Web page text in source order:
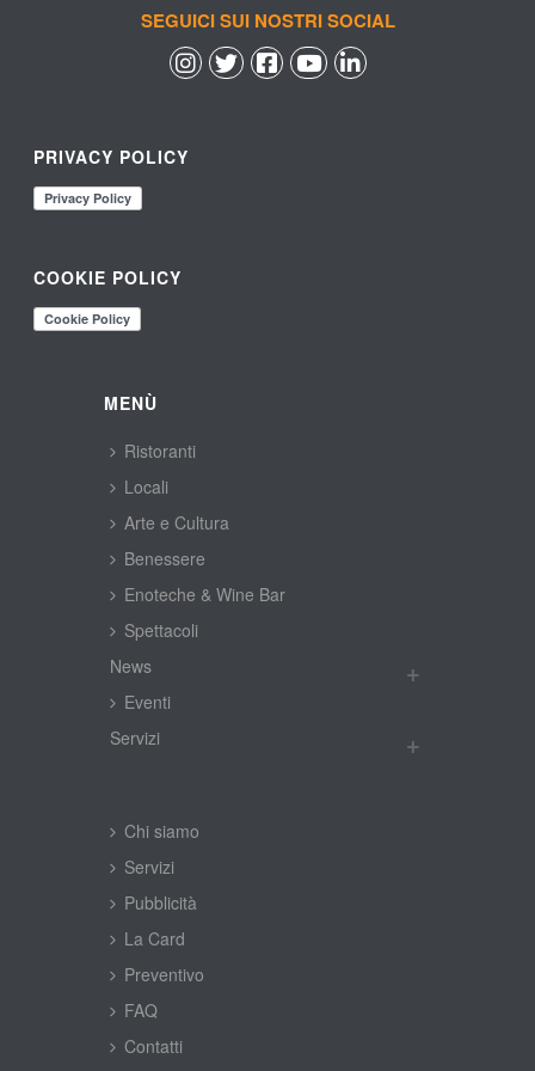
SEGUICI SUI NOSTRI SOCIAL
PRIVACY POLICY
COOKIE POLICY
MENÙ
Ristoranti
Locali
Arte e Cultura
Benessere
Enoteche & Wine Bar
Spettacoli
New
Eventi
Servizi
Chi siamo
Servizi
Pubblicità
La Card
Preventivo
FAQ
Contatti